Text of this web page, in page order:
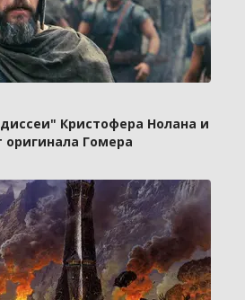
Кристофера Нолана и
оригинала Гомера